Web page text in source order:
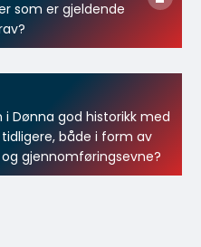
som er gjeldende
Dønna god historikk med
både i form av
gjennomføringsevne?